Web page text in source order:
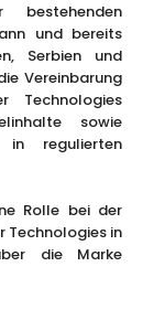
und bereits
Serbien und
Vereinbarung
Technologies
sowie
in regulierten
Rolle bei der
Technologies in
die Marke